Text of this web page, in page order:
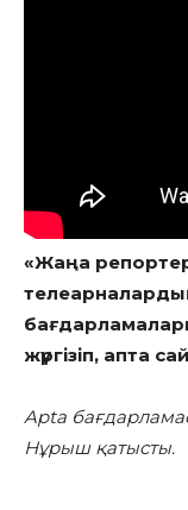
«Жаңа
жүргізіп, апта
Apta
Нұрыш қатысты.